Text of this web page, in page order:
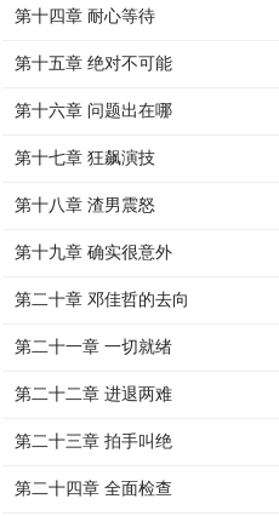
第十四章 耐心等待
第十五章 绝对不可能
第十六章 问题出在哪
第十七章 狂飙演技
第十八章 渣男震怒
第十九章 确实很意外
第二十章 邓佳哲的去向
第二十一章 一切就绪
第二十二章 进退两难
第二十三章 拍手叫绝
第二十四章 全面检查